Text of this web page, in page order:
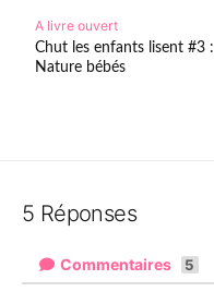
A livre ouvert
Chut les enfants lisent #3 :
Nature bébés
5 Réponses
Commentaires 5